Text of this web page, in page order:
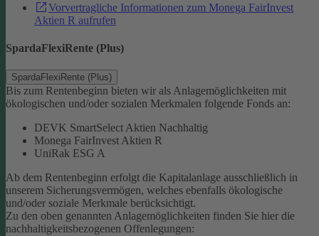
Vorvertragliche Informationen zum Monega FairInvest
Aktien R aufrufen
SpardaFlexiRente (Plus)
SpardaFlexiRente (Plus)
Bis zum Rentenbeginn bieten wir als Anlagemöglichkeiten mit
ökologischen und/oder sozialen Merkmalen folgende Fonds an:
DEVK SmartSelect Aktien Nachhaltig
Monega FairInvest Aktien R
UniRak ESG A
Ab dem Rentenbeginn erfolgt die Kapitalanlage ausschließlich in
unserem Sicherungsvermögen, welches ebenfalls ökologische
und/oder soziale Merkmale berücksichtigt.
Zu den oben genannten Anlagemöglichkeiten finden Sie hier die
nachhaltigkeitsbezogenen Offenlegungen: